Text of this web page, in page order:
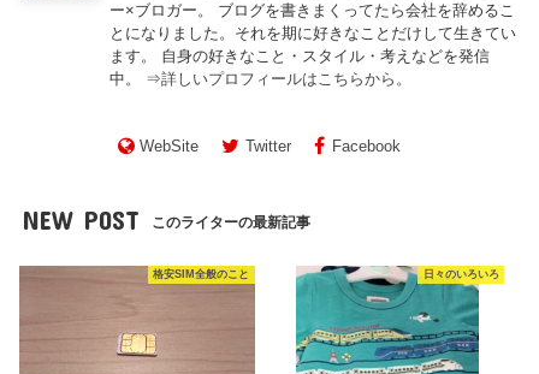
ー×ブロガー。 ブログを書きまくってたら会社を辞めるこ
とになりました。それを期に好きなことだけして生きてい
ます。 自身の好きなこと・スタイル・考えなどを発信
中。 ⇒詳しいプロフィールはこちらから。
WebSite Twitter Facebook
NEW POST このライターの最新記事
格安SIM全般のこと 日々のいろいろ